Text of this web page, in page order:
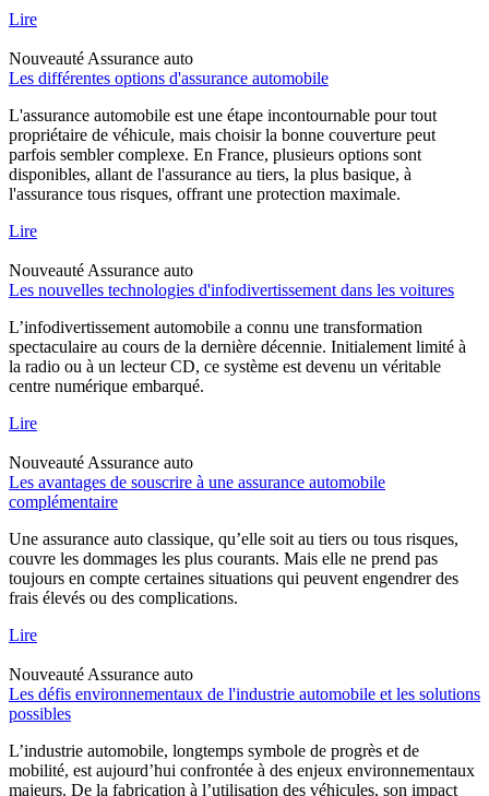
Lire
Nouveauté Assurance auto
Les différentes options d'assurance automobile
L'assurance automobile est une étape incontournable pour tout
propriétaire de véhicule, mais choisir la bonne couverture peut
parfois sembler complexe. En France, plusieurs options sont
disponibles, allant de l'assurance au tiers, la plus basique, à
l'assurance tous risques, offrant une protection maximale.
Lire
Nouveauté Assurance auto
Les nouvelles technologies d'infodivertissement dans les voitures
L’infodivertissement automobile a connu une transformation
spectaculaire au cours de la dernière décennie. Initialement limité à
la radio ou à un lecteur CD, ce système est devenu un véritable
centre numérique embarqué.
Lire
Nouveauté Assurance auto
Les avantages de souscrire à une assurance automobile
complémentaire
Une assurance auto classique, qu’elle soit au tiers ou tous risques,
couvre les dommages les plus courants. Mais elle ne prend pas
toujours en compte certaines situations qui peuvent engendrer des
frais élevés ou des complications.
Lire
Nouveauté Assurance auto
Les défis environnementaux de l'industrie automobile et les solutions
possibles
L’industrie automobile, longtemps symbole de progrès et de
mobilité, est aujourd’hui confrontée à des enjeux environnementaux
majeurs. De la fabrication à l’utilisation des véhicules, son impact